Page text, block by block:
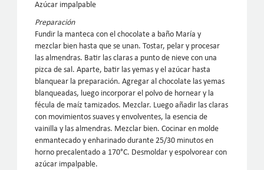
Azúcar impalpable
Preparación
Fundir la manteca con el chocolate a baño María y
mezclar bien hasta que se unan. Tostar, pelar y procesar
las almendras. Batir las claras a punto de nieve con una
pizca de sal. Aparte, batir las yemas y el azúcar hasta
blanquear la preparación. Agregar al chocolate las yemas
blanqueadas, luego incorporar el polvo de hornear y la
fécula de maíz tamizados. Mezclar. Luego añadir las claras
con movimientos suaves y envolventes, la esencia de
vainilla y las almendras. Mezclar bien. Cocinar en molde
enmantecado y enharinado durante 25/30 minutos en
horno precalentado a 170°C. Desmoldar y espolvorear con
azúcar impalpable.